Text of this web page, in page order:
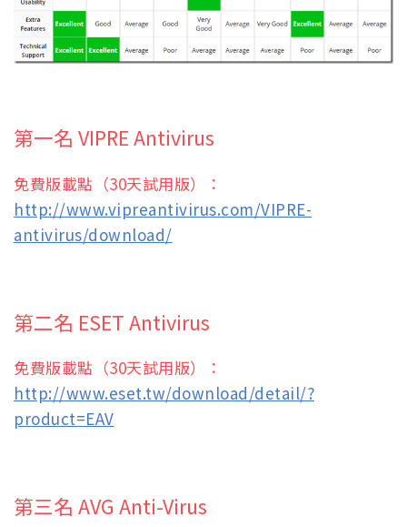
第一名 VIPRE Antivirus
免費版載點（30天試用版）：
http://www.vipreantivirus.com/VIPRE-
antivirus/download/
第二名 ESET Antivirus
免費版載點（30天試用版）：
http://www.eset.tw/download/detail/?
product=EAV
第三名 AVG Anti-Virus